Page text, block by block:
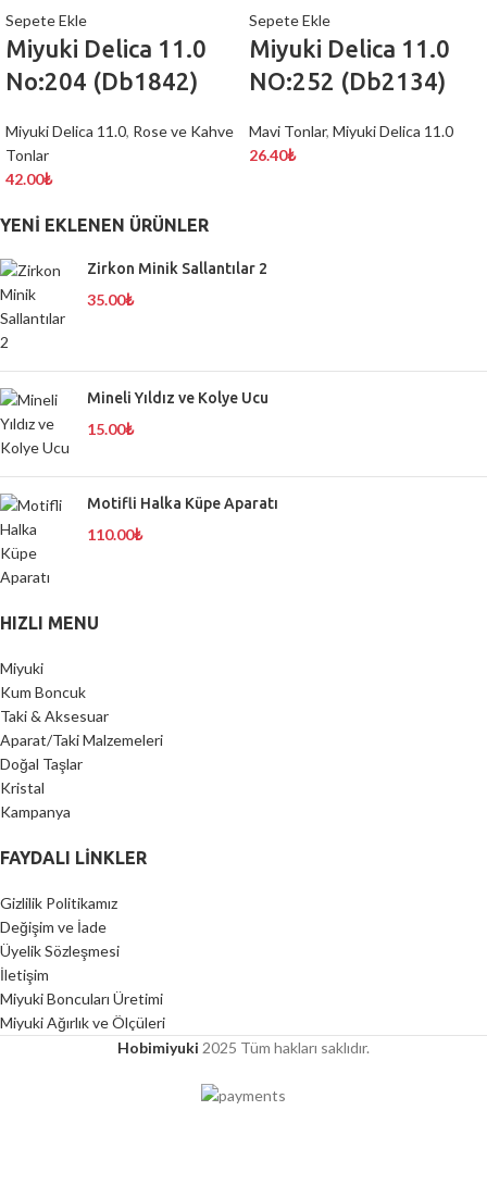
Sepete Ekle
Miyuki Delica 11.0
No:204 (Db1842)
Miyuki Delica 11.0, Rose ve Kahve
Tonlar
42.00₺
Sepete Ekle
Miyuki Delica 11.0
NO:252 (Db2134)
Mavi Tonlar, Miyuki Delica 11.0
26.40₺
YENI EKLENEN ÜRÜNLER
Zirkon Minik Sallantılar 2
35.00₺
Mineli Yıldız ve Kolye Ucu
15.00₺
Motifli Halka Küpe Aparatı
110.00₺
HIZLI MENU
Miyuki
Kum Boncuk
Taki & Aksesuar
Aparat/Taki Malzemeleri
Doğal Taşlar
Kristal
Kampanya
FAYDALI LİNKLER
Gizlilik Politikamız
Değişim ve İade
Üyelik Sözleşmesi
İletişim
Miyuki Boncuları Üretimi
Miyuki Ağırlık ve Ölçüleri
Hobimiyuki 2025 Tüm hakları saklıdır.